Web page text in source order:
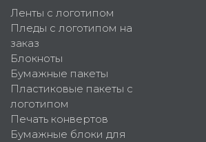
Ленты с логотипом
Пледы с логотипом на
заказ
Блокноты
Бумажные пакеты
Пластиковые пакеты с
логотипом
Печать конвертов
Бумажные блоки для